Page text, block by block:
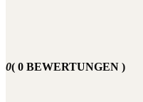
0( 0 BEWERTUNGEN )